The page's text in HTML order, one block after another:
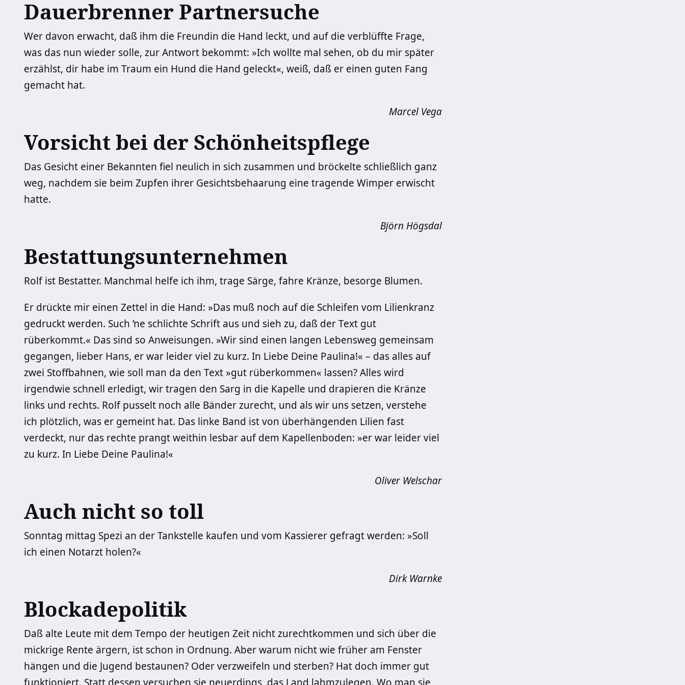
Dauerbrenner Partnersuche
Wer davon erwacht, daß ihm die Freundin die Hand leckt, und auf die verblüffte Frage,
was das nun wieder solle, zur Antwort bekommt: »Ich wollte mal sehen, ob du mir später
erzählst, dir habe im Traum ein Hund die Hand geleckt«, weiß, daß er einen guten Fang
gemacht hat.
Marcel Vega
Vorsicht bei der Schönheitspflege
Das Gesicht einer Bekannten fiel neulich in sich zusammen und bröckelte schließlich ganz
weg, nachdem sie beim Zupfen ihrer Gesichtsbehaarung eine tragende Wimper erwischt
hatte.
Björn Högsdal
Bestattungsunternehmen
Rolf ist Bestatter. Manchmal helfe ich ihm, trage Särge, fahre Kränze, besorge Blumen.
Er drückte mir einen Zettel in die Hand: »Das muß noch auf die Schleifen vom Lilienkranz
gedruckt werden. Such ’ne schlichte Schrift aus und sieh zu, daß der Text gut
rüberkommt.« Das sind so Anweisungen. »Wir sind einen langen Lebensweg gemeinsam
gegangen, lieber Hans, er war leider viel zu kurz. In Liebe Deine Paulina!« – das alles auf
zwei Stoffbahnen, wie soll man da den Text »gut rüberkommen« lassen? Alles wird
irgendwie schnell erledigt, wir tragen den Sarg in die Kapelle und drapieren die Kränze
links und rechts. Rolf pusselt noch alle Bänder zurecht, und als wir uns setzen, verstehe
ich plötzlich, was er gemeint hat. Das linke Band ist von überhängenden Lilien fast
verdeckt, nur das rechte prangt weithin lesbar auf dem Kapellenboden: »er war leider viel
zu kurz. In Liebe Deine Paulina!«
Oliver Welschar
Auch nicht so toll
Sonntag mittag Spezi an der Tankstelle kaufen und vom Kassierer gefragt werden: »Soll
ich einen Notarzt holen?«
Dirk Warnke
Blockadepolitik
Daß alte Leute mit dem Tempo der heutigen Zeit nicht zurechtkommen und sich über die
mickrige Rente ärgern, ist schon in Ordnung. Aber warum nicht wie früher am Fenster
hängen und die Jugend bestaunen? Oder verzweifeln und sterben? Hat doch immer gut